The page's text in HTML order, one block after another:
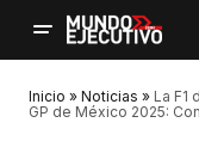
Inicio » Noticias » La F1
GP de México 2025: